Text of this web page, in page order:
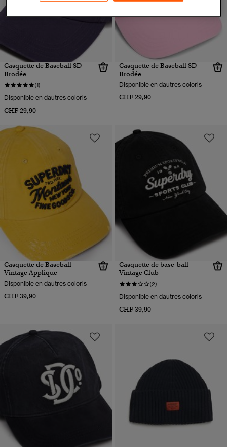
Casquette de Baseball SD
Brodée
(1)
Disponible en dautres coloris
CHF 29,90
Casquette de Baseball SD
Brodée
Disponible en dautres coloris
CHF 29,90
Casquette de Baseball
Vintage Applique
Disponible en dautres coloris
CHF 39,90
Casquette de base-ball
Vintage Club
(2)
Disponible en dautres coloris
CHF 39,90